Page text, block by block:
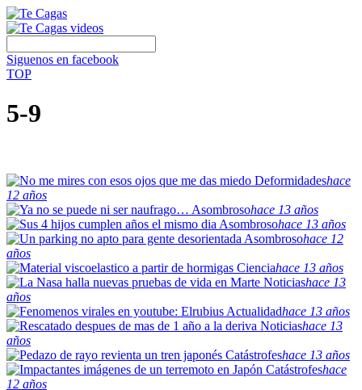
Siguenos en facebook
TOP
5-9
Deformidadeshace
12 años
Asombrosohace 13 años
Asombrosohace 13 años
Asombrosohace 12
años
Cienciahace 13 años
Noticiashace 13
años
Actualidadhace 13 años
Noticiashace 13
años
Catástrofeshace 13 años
Catástrofeshace
12 años